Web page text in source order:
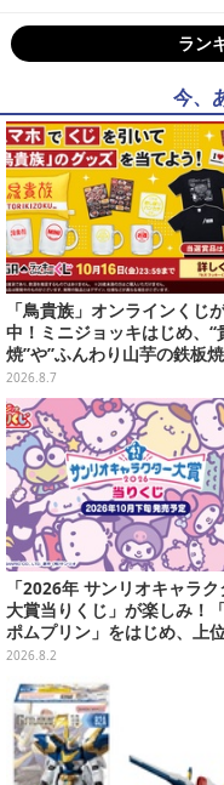
ラン
今、
「鳥貴族」オンラインくじ
中！ミニジョッキはじめ、“
焼”や”ふんわり山芋の鉄板
メニューTシャツなどライン
プ
2026.8.7
「2026年 サンリオキャラ
大賞当りくじ」が楽しみ！
ポムプリン」をはじめ、上
クインが登場するスペシャル
2026.8.2